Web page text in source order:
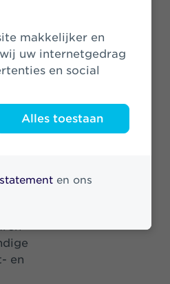
uw internetgedrag
en social
Alles toestaan
en ons
als
en